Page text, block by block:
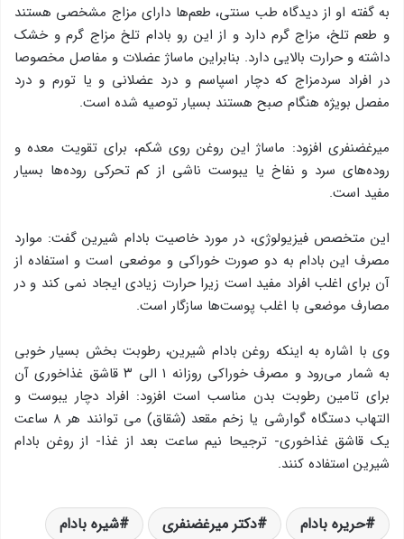
به گفته او از دیدگاه طب سنتی، طعم‌ها دارای مزاج مشخصی هستند
و طعم تلخ، مزاج گرم دارد و از این رو بادام تلخ مزاج گرم و خشک
داشته و حرارت بالایی دارد. بنابراین ماساژ عضلات و مفاصل مخصوصا
در افراد سردمزاج که دچار اسپاسم و درد عضلانی و یا تورم و درد
مفصل بویژه هنگام صبح هستند بسیار توصیه شده است.
میرغضنفری افزود: ماساژ این روغن روی شکم، برای تقویت معده و
روده‌های سرد و نفاخ یا یبوست ناشی از کم تحرکی روده‌ها بسیار
مفید است.
این متخصص فیزیولوژی، در مورد خاصیت بادام شیرین گفت: موارد
مصرف این بادام به دو صورت خوراکی و موضعی است و استفاده از
آن برای اغلب افراد مفید است زیرا حرارت زیادی ایجاد نمی کند و در
مصارف موضعی با اغلب پوست‌ها سازگار است.
وی با اشاره به اینکه روغن بادام شیرین، رطوبت بخش بسیار خوبی
به شمار می‌رود و مصرف خوراکی روزانه ۱ الی ۳ قاشق غذاخوری آن
برای تامین رطوبت بدن مناسب است افزود: افراد دچار یبوست و
التهاب دستگاه گوارشی یا زخم مقعد (شقاق) می توانند هر ۸ ساعت
یک قاشق غذاخوری- ترجیحا نیم ساعت بعد از غذا- از روغن بادام
شیرین استفاده کنند.
حریره بادام دکتر میرغضنفری شیره بادام